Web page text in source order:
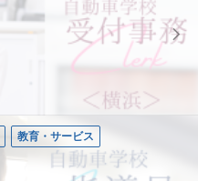
教育・サービス